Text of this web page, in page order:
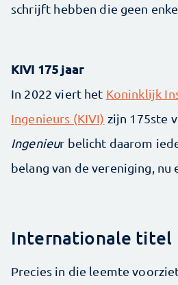
schrijft hebben die geen
KIVI 175 jaar
In 2022 viert het Koninklijk
Ingenieurs (KIVI) zijn 175ste
Ingenieur belicht daarom
belang van de vereniging, nu
Internationale titel
Precies in die leemte